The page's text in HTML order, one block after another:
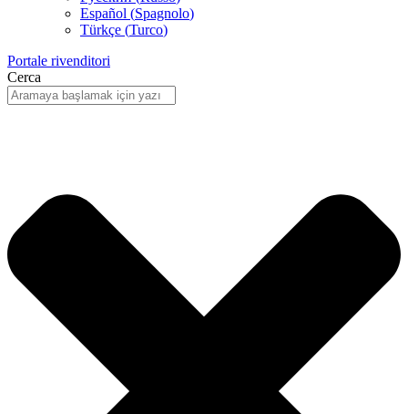
Español (Spagnolo)
Türkçe (Turco)
Portale rivenditori
Cerca